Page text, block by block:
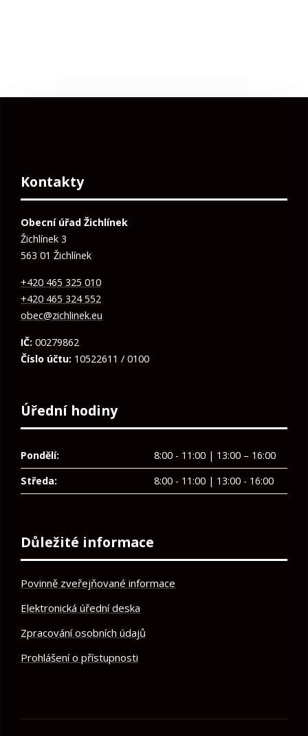
Kontakty
Obecní úřad Žichlínek
Žichlínek 3
563 01 Žichlínek
+420 465 325 010
+420 465 324 552
obec@zichlinek.eu
IČ: 00279862
Číslo účtu: 10522611 / 0100
Úřední hodiny
Pondělí:
8:00 - 11:00 | 13:00 – 16:00
Středa:
8:00 - 11:00 | 13:00 - 16:00
Důležité informace
Povinně zveřejňované informace
Elektronická úřední deska
Zpracování osobních údajů
Prohlášení o přístupnosti